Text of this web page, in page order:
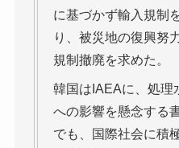
に基づかず輸入規制
り、被災地の復興努
規制撤廃を求めた。
韓国はIAEAに、処理
への影響を懸念する
でも、国際社会に積